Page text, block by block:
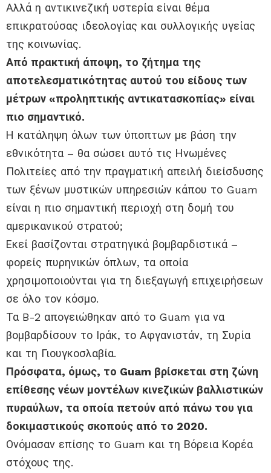
Αλλά η αντικινεζική υστερία είναι θέμα
επικρατούσας ιδεολογίας και συλλογικής υγείας
της κοινωνίας.
Από πρακτική άποψη, το ζήτημα της
αποτελεσματικότητας αυτού του είδους των
μέτρων «προληπτικής αντικατασκοπίας» είναι
πιο σημαντικό.
Η κατάληψη όλων των ύποπτων με βάση την
εθνικότητα – θα σώσει αυτό τις Ηνωμένες
Πολιτείες από την πραγματική απειλή διείσδυσης
των ξένων μυστικών υπηρεσιών κάπου το Guam
είναι η πιο σημαντική περιοχή στη δομή του
αμερικανικού στρατού;
Εκεί βασίζονται στρατηγικά βομβαρδιστικά –
φορείς πυρηνικών όπλων, τα οποία
χρησιμοποιούνται για τη διεξαγωγή επιχειρήσεων
σε όλο τον κόσμο.
Τα B-2 απογειώθηκαν από το Guam για να
βομβαρδίσουν το Ιράκ, το Αφγανιστάν, τη Συρία
και τη Γιουγκοσλαβία.
Πρόσφατα, όμως, το Guam βρίσκεται στη ζώνη
επίθεσης νέων μοντέλων κινεζικών βαλλιστικών
πυραύλων, τα οποία πετούν από πάνω του για
δοκιμαστικούς σκοπούς από το 2020.
Ονόμασαν επίσης το Guam και τη Βόρεια Κορέα
στόχους της.